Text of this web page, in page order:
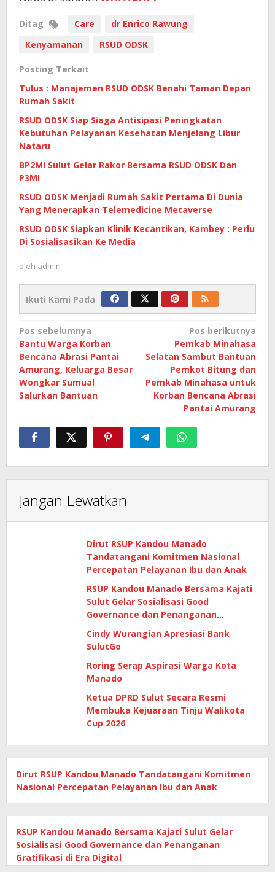
Ditag Care
dr Enrico Rawung
Kenyamanan
RSUD ODSK
Posting Terkait
Tulus : Manajemen RSUD ODSK Benahi Taman Depan
Rumah Sakit
RSUD ODSK Siap Siaga Antisipasi Peningkatan
Kebutuhan Pelayanan Kesehatan Menjelang Libur
Nataru
BP2MI Sulut Gelar Rakor Bersama RSUD ODSK Dan
P3MI
RSUD ODSK Menjadi Rumah Sakit Pertama Di Dunia
Yang Menerapkan Telemedicine Metaverse
RSUD ODSK Siapkan Klinik Kecantikan, Kambey : Perlu
Di Sosialisasikan Ke Media
oleh admin
Ikuti Kami Pada
Navigasi
pos
Pos sebelumnya
Bantu Warga Korban
Bencana Abrasi Pantai
Amurang, Keluarga Besar
Wongkar Sumual
Salurkan Bantuan
Pos berikutnya
Pemkab Minahasa
Selatan Sambut Bantuan
Pemkot Bitung dan
Pemkab Minahasa untuk
Korban Bencana Abrasi
Pantai Amurang
Jangan Lewatkan
Dirut RSUP Kandou Manado
Tandatangani Komitmen Nasional
Percepatan Pelayanan Ibu dan Anak
RSUP Kandou Manado Bersama Kajati
Sulut Gelar Sosialisasi Good
Governance dan Penanganan
Gratifikasi di Era Digital
Cindy Wurangian Apresiasi Bank
SulutGo
Roring Serap Aspirasi Warga Kota
Manado
Ketua DPRD Sulut Secara Resmi
Membuka Kejuaraan Tinju Walikota
Cup 2026
Dirut RSUP Kandou Manado Tandatangani Komitmen
Nasional Percepatan Pelayanan Ibu dan Anak
RSUP Kandou Manado Bersama Kajati Sulut Gelar
Sosialisasi Good Governance dan Penanganan
Gratifikasi di Era Digital